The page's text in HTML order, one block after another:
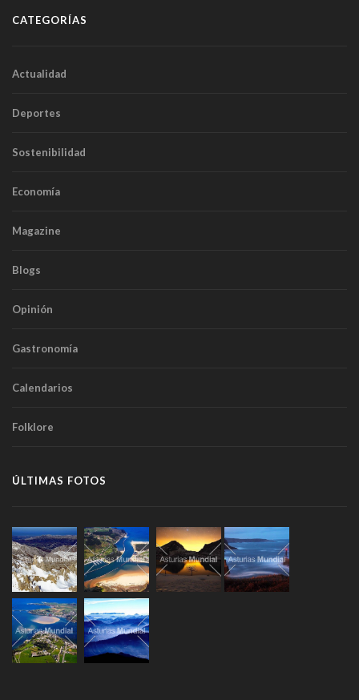
CATEGORÍAS
Actualidad
Deportes
Sostenibilidad
Economía
Magazine
Blogs
Opinión
Gastronomía
Calendarios
Folklore
ÚLTIMAS FOTOS